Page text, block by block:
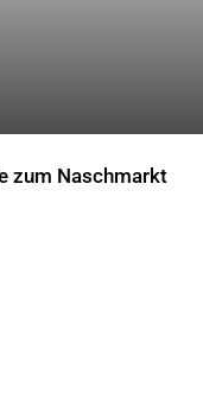
zum Naschmarkt